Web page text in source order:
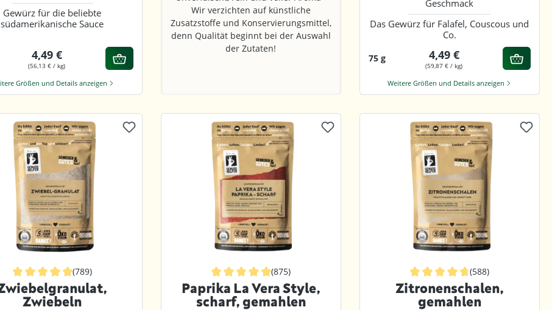
Gewürz für die beliebte
südamerikanische Sauce
4,49 €
(56,13 € / kg)
Größen und Details anzeigen
Wir verzichten auf künstliche
Zusatzstoffe und Konservierungsmittel,
denn Qualität beginnt bei der Auswahl
der Zutaten!
Geschmack
Das Gewürz für Falafel, Couscous und
Co.
75 g 4,49 €
(59,87 € / kg)
Weitere Größen und Details anzeigen
Durchschnittliche Bewertung von 4.8 von 5 Sternen
(789)
Zwiebeln
Durchschnittliche Bewertung von 4.9 von 5 Sternen
(875)
Paprika La Vera Style,
scharf, gemahlen
Durchschnittliche Bewertung von
(588)
Zitronenschalen,
gemahlen